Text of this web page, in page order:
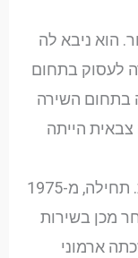
הוא ניבא לה
לעסוק בתחום
בתחום השירה
הייתה
דפנה ארמוני שירתה בלהקות צבאיות. תחילה, מ-1975
מכן בשירות
ארמוני